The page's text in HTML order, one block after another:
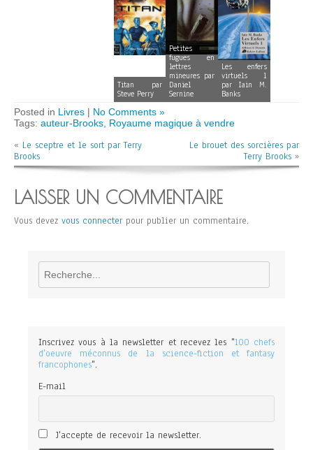
Titan par
Steve Perry
Petites
fugues en
lettres
mineures par
Daniel
Sernine
Les enfers
virtuels 1
par Iain M.
Banks
Posted in Livres | No Comments »
Tags: auteur-Brooks, Royaume magique à vendre
« Le sceptre et le sort par Terry
Brooks
Le brouet des sorcières par
Terry Brooks »
LAISSER UN COMMENTAIRE
Vous devez vous connecter pour publier un commentaire.
Rechercher
Inscrivez vous à la newsletter et recevez les "100 chefs
d'oeuvre méconnus de la science-fiction et fantasy
francophones".
E-mail
J'accepte de recevoir la newsletter.